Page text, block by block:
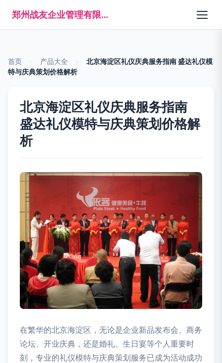
郑州战友企业管理有限公司
首页 产品大全
北京海淀区礼仪庆典服务指南 盛达礼仪模
特与庆典策划价格解析
北京海淀区礼仪庆典服务指南
盛达礼仪模特与庆典策划价格解
析
在繁华的北京海淀区，无论是企业新品发布会、商务
论坛、开业庆典，还是婚礼、生日宴等个人重要时
刻，专业的礼仪模特与庆典策划服务已成为活动成功